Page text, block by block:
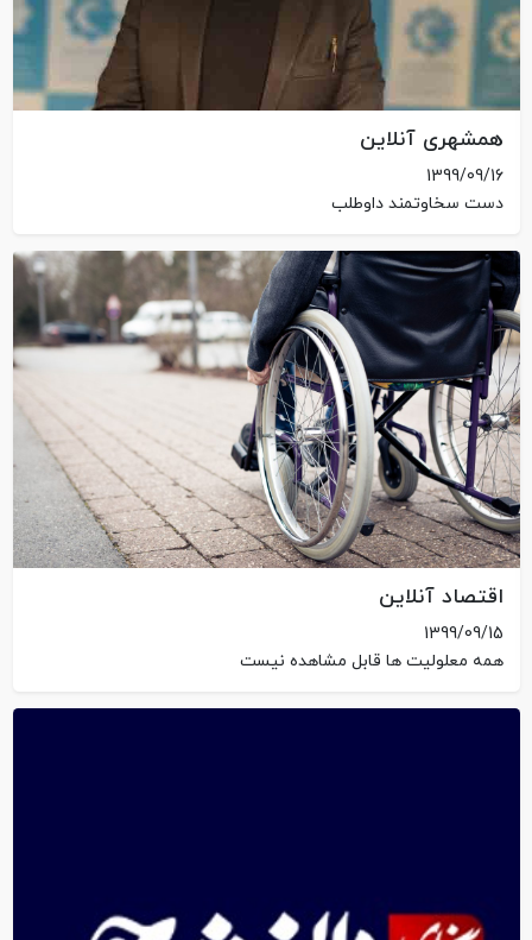
همشهری آنلاین
1399/09/16
دست سخاوتمند داوطلب
اقتصاد آنلاین
1399/09/15
همه معلولیت ها قابل مشاهده نیست